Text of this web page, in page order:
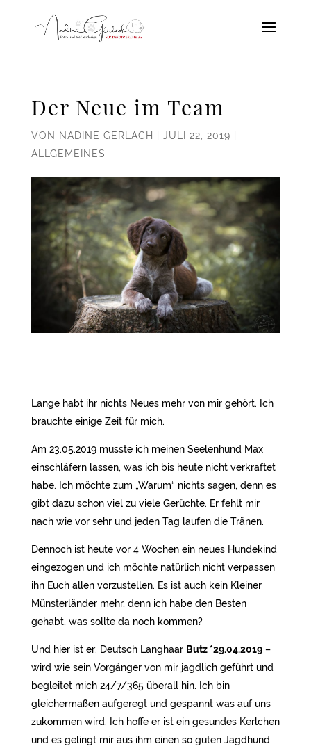
Der Neue im Team
VON NADINE GERLACH JULI 22, 2019
ALLGEMEINES
Lange habt ihr nichts Neues mehr von mir gehört. Ich
brauchte einige Zeit für mich.
Am 23.05.2019 musste ich meinen Seelenhund Max
einschläfern lassen, was ich bis heute nicht verkraftet
habe. Ich möchte zum „Warum“ nichts sagen, denn es
gibt dazu schon viel zu viele Gerüchte. Er fehlt mir
nach wie vor sehr und jeden Tag laufen die Tränen.
Dennoch ist heute vor 4 Wochen ein neues Hundekind
eingezogen und ich möchte natürlich nicht verpassen
ihn Euch allen vorzustellen. Es ist auch kein Kleiner
Münsterländer mehr, denn ich habe den Besten
gehabt, was sollte da noch kommen?
Und hier ist er: Deutsch Langhaar Butz *29.04.2019–
wird wie sein Vorgänger von mir jagdlich geführt und
begleitet mich 24/7/365 überall hin. Ich bin
gleichermaßen aufgeregt und gespannt was auf uns
zukommen wird. Ich hoffe er ist ein gesundes Kerlchen
und es gelingt mir aus ihm einen so guten Jagdhund